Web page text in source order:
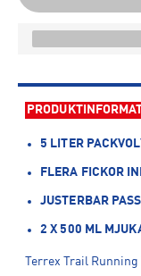
5 LITER
FLERA FICKOR
JUSTERBAR
2 X 500 ML
Terrex Trail